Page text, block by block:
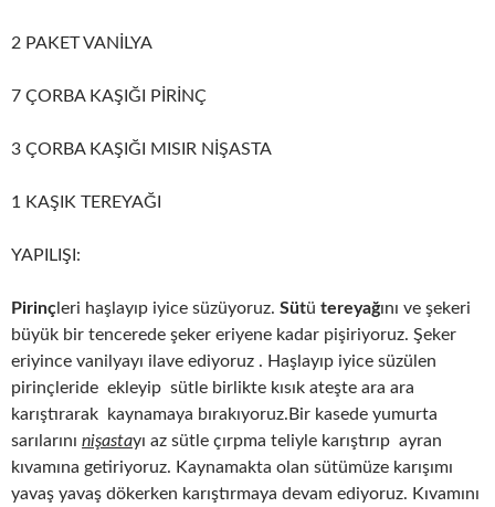
2 PAKET VANİLYA
7 ÇORBA KAŞIĞI PİRİNÇ
3 ÇORBA KAŞIĞI MISIR NİŞASTA
1 KAŞIK TEREYAĞI
YAPILIŞI:
Pirinç leri haşlayıp iyice süzüyoruz. Sütü tereyağını ve şekeri
büyük bir tencerede şeker eriyene kadar pişiriyoruz. Şeker
eriyince vanilyayı ilave ediyoruz . Haşlayıp iyice süzülen
pirinçleride ekleyip sütle birlikte kısık ateşte ara ara
karıştırarak kaynamaya bırakıyoruz.Bir kasede yumurta
sarılarını nişastayı az sütle çırpma teliyle karıştırıp ayran
kıvamına getiriyoruz. Kaynamakta olan sütümüze karışımı
yavaş yavaş dökerken karıştırmaya devam ediyoruz. Kıvamını